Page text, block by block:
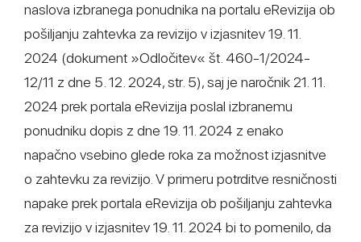
naslova izbranega ponudnika na portalu eRevizija ob
pošiljanju zahtevka za revizijo v izjasnitev 19. 11.
2024 (dokument »Odločitev« št. 460-1/2024-
12/11 z dne 5. 12. 2024, str. 5), saj je naročnik 21. 11.
2024 prek portala eRevizija poslal izbranemu
ponudniku dopis z dne 19. 11. 2024 z enako
napačno vsebino glede roka za možnost izjasnitve
o zahtevku za revizijo. V primeru potrditve resničnosti
napake prek portala eRevizija ob pošiljanju zahtevka
za revizijo v izjasnitev 19. 11. 2024 bi to pomenilo, da